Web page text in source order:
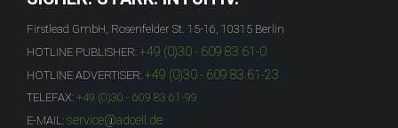
Firstlead GmbH, Rosenfelder St. 15-16, 10315 Berlin
HOTLINE PUBLISHER: +49 (0)30 - 609 83 61-0
HOTLINE ADVERTISER: +49 (0)30 - 609 83 61-23
TELEFAX: +49 (0)30 - 609 83 61-99
E-MAIL: service@adcell.de